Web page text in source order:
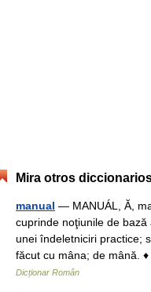
Mira otros
manual — MANUÁL, Ă,
cuprinde noţiunile de
unei îndeletniciri practice;
făcut cu mâna; de mână.
Dicționar Român